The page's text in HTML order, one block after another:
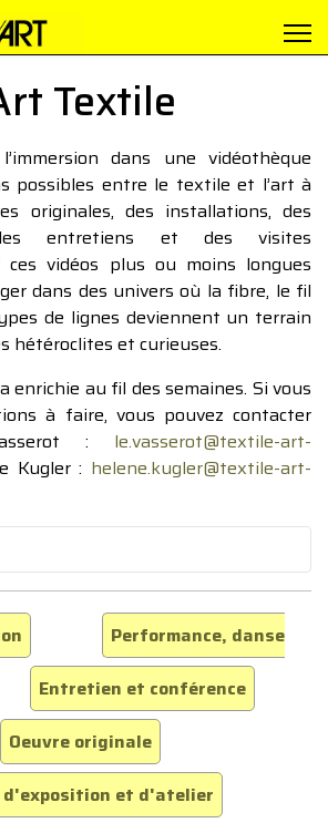
Textile
dans une vidéothèque
possibles entre le textile et l’art à
originales, des installations, des
des entretiens et des visites
ces vidéos plus ou moins longues
dans des univers où la fibre, le fil
de lignes deviennent un terrain
hétéroclites et curieuses.
enrichie au fil des semaines. Si vous
à faire, vous pouvez contacter
: le.vasserot@textile-art-
Kugler : helene.kugler@textile-art-
Performance, danse
Entretien et conférence
Oeuvre originale
et d'atelier